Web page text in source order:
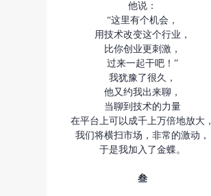
他说：
“这里有个机会，
用技术改变这个行业，
比你创业更刺激，
过来一起干吧！”
我犹豫了很久，
他又约我出来聊，
当聊到技术的力量
在平台上可以成千上万倍地放大，
我们将横扫市场，非常的激动，
于是我加入了金蝶。
叁